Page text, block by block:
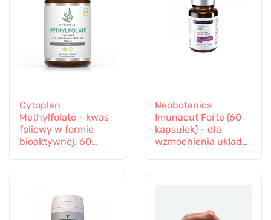
Cytoplan
Methylfolate - kwas
foliowy w formie
bioaktywnej, 60
Neobotanics
Imunacut Forte (60
kapsułek) - dla
wzmocnienia układu